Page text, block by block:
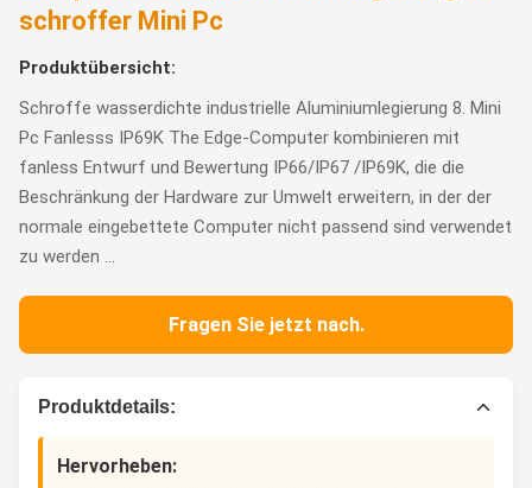
schroffer Mini Pc
Produktübersicht:
Schroffe wasserdichte industrielle Aluminiumlegierung 8. Mini
Pc Fanlesss IP69K The Edge-Computer kombinieren mit
fanless Entwurf und Bewertung IP66/IP67 /IP69K, die die
Beschränkung der Hardware zur Umwelt erweitern, in der der
normale eingebettete Computer nicht passend sind verwendet
zu werden ...
Fragen Sie jetzt nach.
Produktdetails:
Hervorheben: